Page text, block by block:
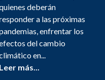
deberán
a las próximas
enfrentar los
del cambio
en...
Leer más...